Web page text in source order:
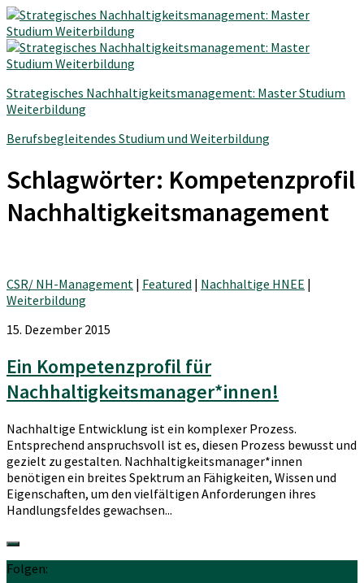
Strategisches Nachhaltigkeitsmanagement: Master Studium
Weiterbildung
Berufsbegleitendes Studium und Weiterbildung
Schlagwörter: Kompetenzprofil
Nachhaltigkeitsmanagement
CSR/ NH-Management | Featured | Nachhaltige HNEE |
Weiterbildung
15. Dezember 2015
Ein Kompetenzprofil für
Nachhaltigkeitsmanager*innen!
Nachhaltige Entwicklung ist ein komplexer Prozess.
Entsprechend anspruchsvoll ist es, diesen Prozess bewusst und
gezielt zu gestalten. Nachhaltigkeitsmanager*innen
benötigen ein breites Spektrum an Fähigkeiten, Wissen und
Eigenschaften, um den vielfältigen Anforderungen ihres
Handlungsfeldes gewachsen...
Folgen: